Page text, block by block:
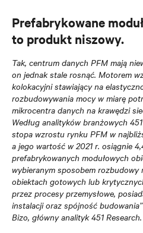
Prefabrykowane
to produkt niszowy.
Tak, centrum danych PFM mają
on jednak stale rosnąć. Motorem
kolokacyjni stawiający na
rozbudowywania mocy w miarę
mikrocentra danych na krawędzi
Według analityków branżowych
stopa wzrostu rynku PFM w
a jego wartość w 2021 r. osiągnie
prefabrykowanych modułowych
wybieranym sposobem
obiektach gotowych lub
przez procesy przemysłowe,
instalacji oraz spójność
Bizo, główny analityk 451 Research.